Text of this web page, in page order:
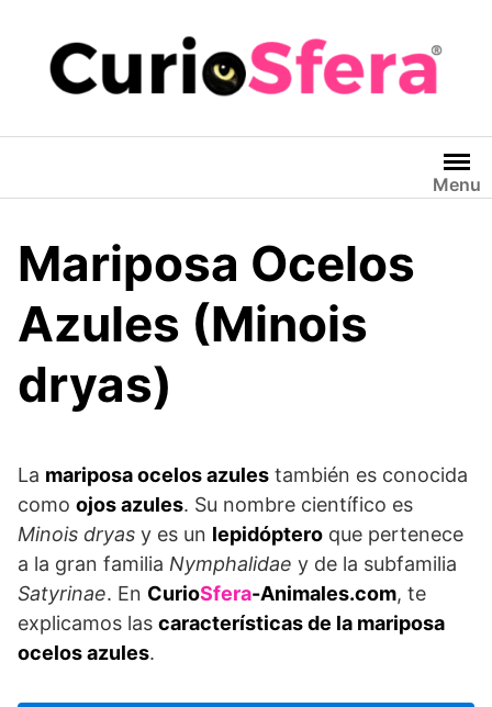
contenido
Menu
Mariposa Ocelos
Azules (Minois
dryas)
La mariposa ocelos azules también es conocida
como ojos azules. Su nombre científico es
Minois dryas y es un lepidóptero que pertenece
a la gran familia Nymphalidae y de la subfamilia
Satyrinae. En CurioSfera-Animales.com, te
explicamos las características de la mariposa
ocelos azules.